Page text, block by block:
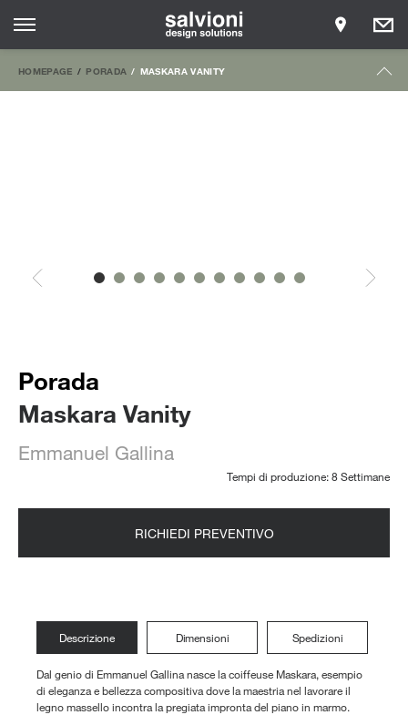
HOMEPAGE PORADA MASKARA VANITY
Porada
Maskara Vanity
Emmanuel Gallina
Tempi di produzione: 8 Settimane
RICHIEDI PREVENTIVO
Descrizione Dimensioni Spedizioni
Dal genio di Emmanuel Gallina nasce la coiffeuse Maskara, esempio
di eleganza e bellezza compositiva dove la maestria nel lavorare il
legno massello incontra la pregiata impronta del piano in marmo.